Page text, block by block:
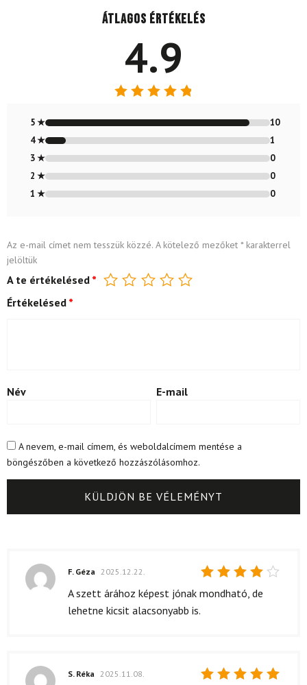
Átlagos értékelés
4.9
4.91/ 5
5 ★
10
4 ★
1
3 ★
0
2 ★
0
1 ★
0
Az e-mail címet nem tesszük közzé. A kötelező mezőket *karakterrel
jelöltük
A te értékelésed *
Értékelésed *
Név E-mail
A nevem, e-mail címem, és weboldalcímem mentése a
böngészőben a következő hozzászólásomhoz.
Értékelés:
F. Géza 2025.12.22.
A szett árához képest jónak mondható, de
lehetne kicsit alacsonyabb is.
S. Réka 2025.11.08.